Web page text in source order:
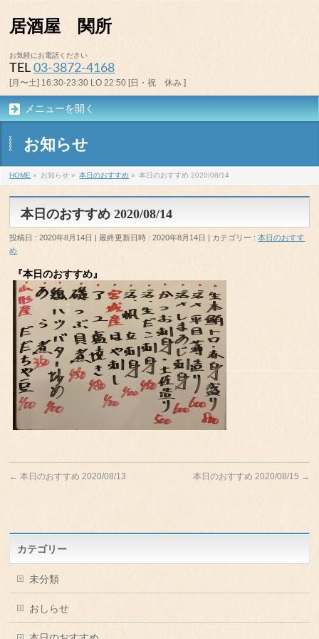
居酒屋 関所
お気軽にお電話ください
TEL03-3872-4168
[月〜土] 16:30-23:30 LO 22:50 [日・祝 休み ]
メニューを開く
お知らせ
HOME » お知らせ » 本日のおすすめ » 本日のおすすめ 2020/08/14
本日のおすすめ 2020/08/14
投稿日 : 2020年8月14日 最終更新日時 : 2020年8月14日 カテゴリー :本日のおすす
め
『本日のおすすめ』
← 本日のおすすめ 2020/08/13 本日のおすすめ 2020/08/15 →
カテゴリー
未分類
おしらせ